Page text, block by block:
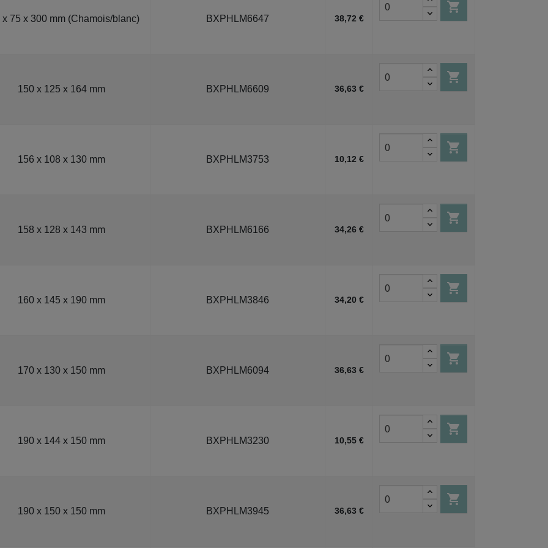
x 75 x 300 mm (Chamois/blanc) BXPHLM6647 38,72 €

150 x 125 x 164 mm BXPHLM6609 36,63 €

156 x 108 x 130 mm BXPHLM3753 10,12 €

158 x 128 x 143 mm BXPHLM6166 34,26 €

160 x 145 x 190 mm BXPHLM3846 34,20 €

170 x 130 x 150 mm BXPHLM6094 36,63 €

190 x 144 x 150 mm BXPHLM3230 10,55 €

190 x 150 x 150 mm BXPHLM3945 36,63 €
